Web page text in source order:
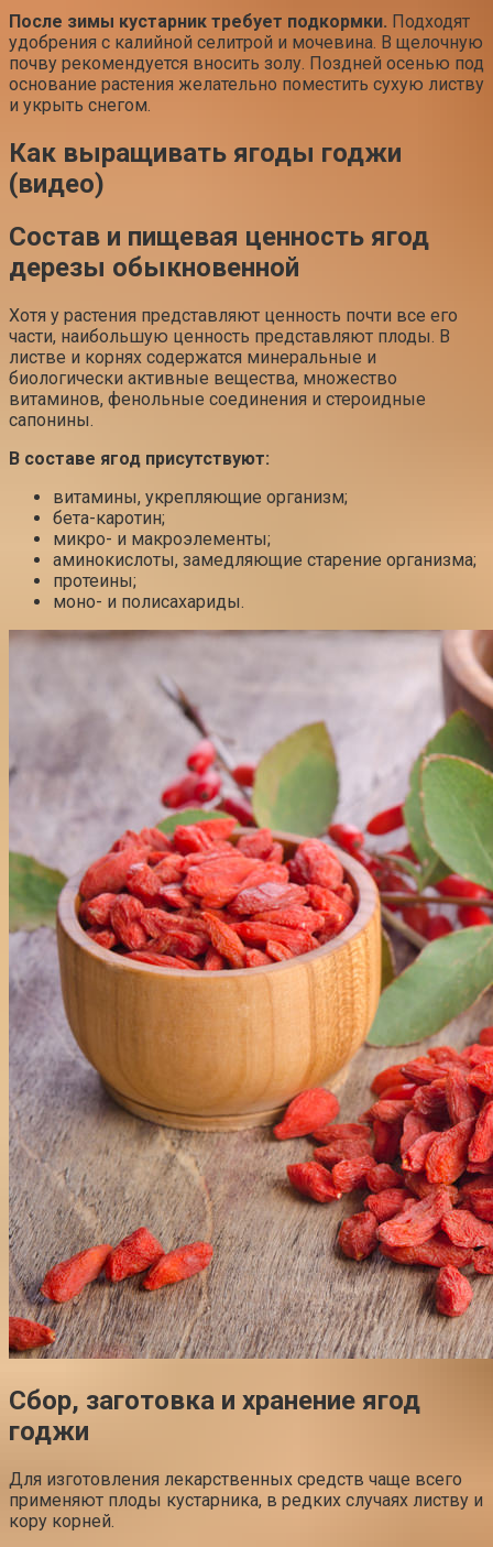
После зимы кустарник требует подкормки. Подходят
удобрения с калийной селитрой и мочевина. В щелочную
почву рекомендуется вносить золу. Поздней осенью под
основание растения желательно поместить сухую листву
и укрыть снегом.
Как выращивать ягоды годжи
(видео)
Состав и пищевая ценность ягод
дерезы обыкновенной
Хотя у растения представляют ценность почти все его
части, наибольшую ценность представляют плоды. В
листве и корнях содержатся минеральные и
биологически активные вещества, множество
витаминов, фенольные соединения и стероидные
сапонины.
В составе ягод присутствуют:
витамины, укрепляющие организм;
бета-каротин;
микро- и макроэлементы;
аминокислоты, замедляющие старение организма;
протеины;
моно- и полисахариды.
Сбор, заготовка и хранение ягод
годжи
Для изготовления лекарственных средств чаще всего
применяют плоды кустарника, в редких случаях листву и
кору корней.